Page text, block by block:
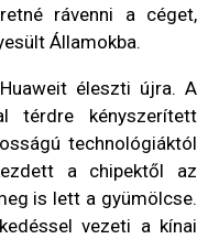
rávenni a céget,
Államokba.
éleszti újra. A
térdre kényszerített
technológiáktól
a chipektől az
is lett a gyümölcse.
vezeti a kínai